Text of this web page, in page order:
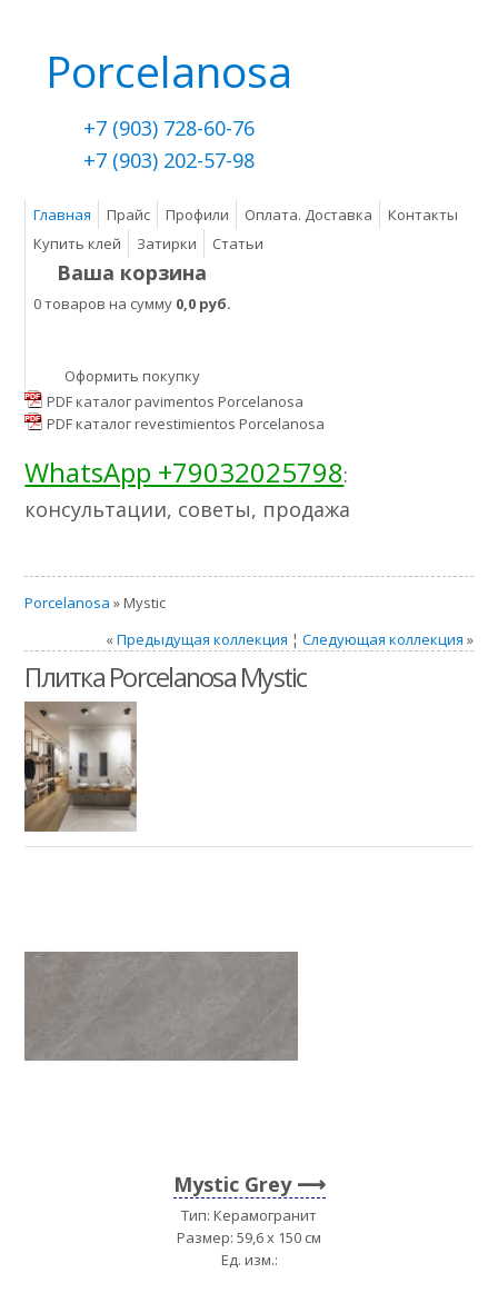
Porcelanosa
+7 (903) 728-60-76
+7 (903) 202-57-98
Главная Прайс Профили Оплата. Доставка
Контакты
Купить клей
Затирки Статьи
Ваша корзина
0 товаров на сумму 0,0 руб.
Оформить покупку
PDF каталог pavimentos Porcelanosa
PDF каталог revestimientos Porcelanosa
WhatsApp +79032025798:
консультации, советы, продажа
Porcelanosa » Mystic
«Предыдущая коллекция ¦ Следующая коллекция »
Плитка Porcelanosa Mystic
Mystic Grey
Тип: Керамогранит
Размер: 59,6 x 150 см
Ед. изм.: